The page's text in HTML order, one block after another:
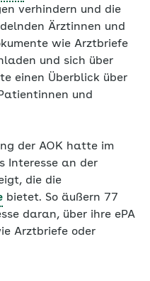
verhindern und die
Ärztinnen und
wie Arztbriefe
und sich über
einen Überblick über
und
der AOK hatte im
Interesse an der
die die
bietet. So äußern 77
daran, über ihre ePA
Arztbriefe oder